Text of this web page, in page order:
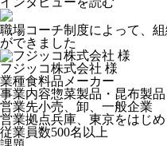
職場コーチ制度によって、
ができました
フジッコ株式会社 様
業種食料品メーカー
事業内容惣菜製品・昆布製
営業先小売、卸、一般企業
営業拠点兵庫、東京をはじ
従業員数500名以上